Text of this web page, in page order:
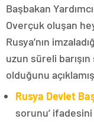
Başbakan
Overçuk oluşan
Rusya’nın
uzun süreli barışın
olduğunu
Rusya Devlet
sorunu’